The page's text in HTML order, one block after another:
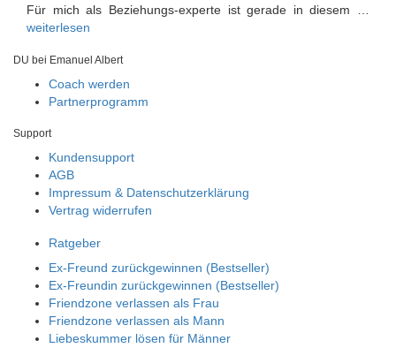
Für mich als Beziehungs-experte ist gerade in diesem …
weiterlesen
DU bei Emanuel Albert
Coach werden
Partnerprogramm
Support
Kundensupport
AGB
Impressum & Datenschutzerklärung
Vertrag widerrufen
Ratgeber
Ex-Freund zurückgewinnen (Bestseller)
Ex-Freundin zurückgewinnen (Bestseller)
Friendzone verlassen als Frau
Friendzone verlassen als Mann
Liebeskummer lösen für Männer